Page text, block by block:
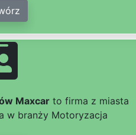
Maxcar to firma z miasta
w branży Motoryzacja